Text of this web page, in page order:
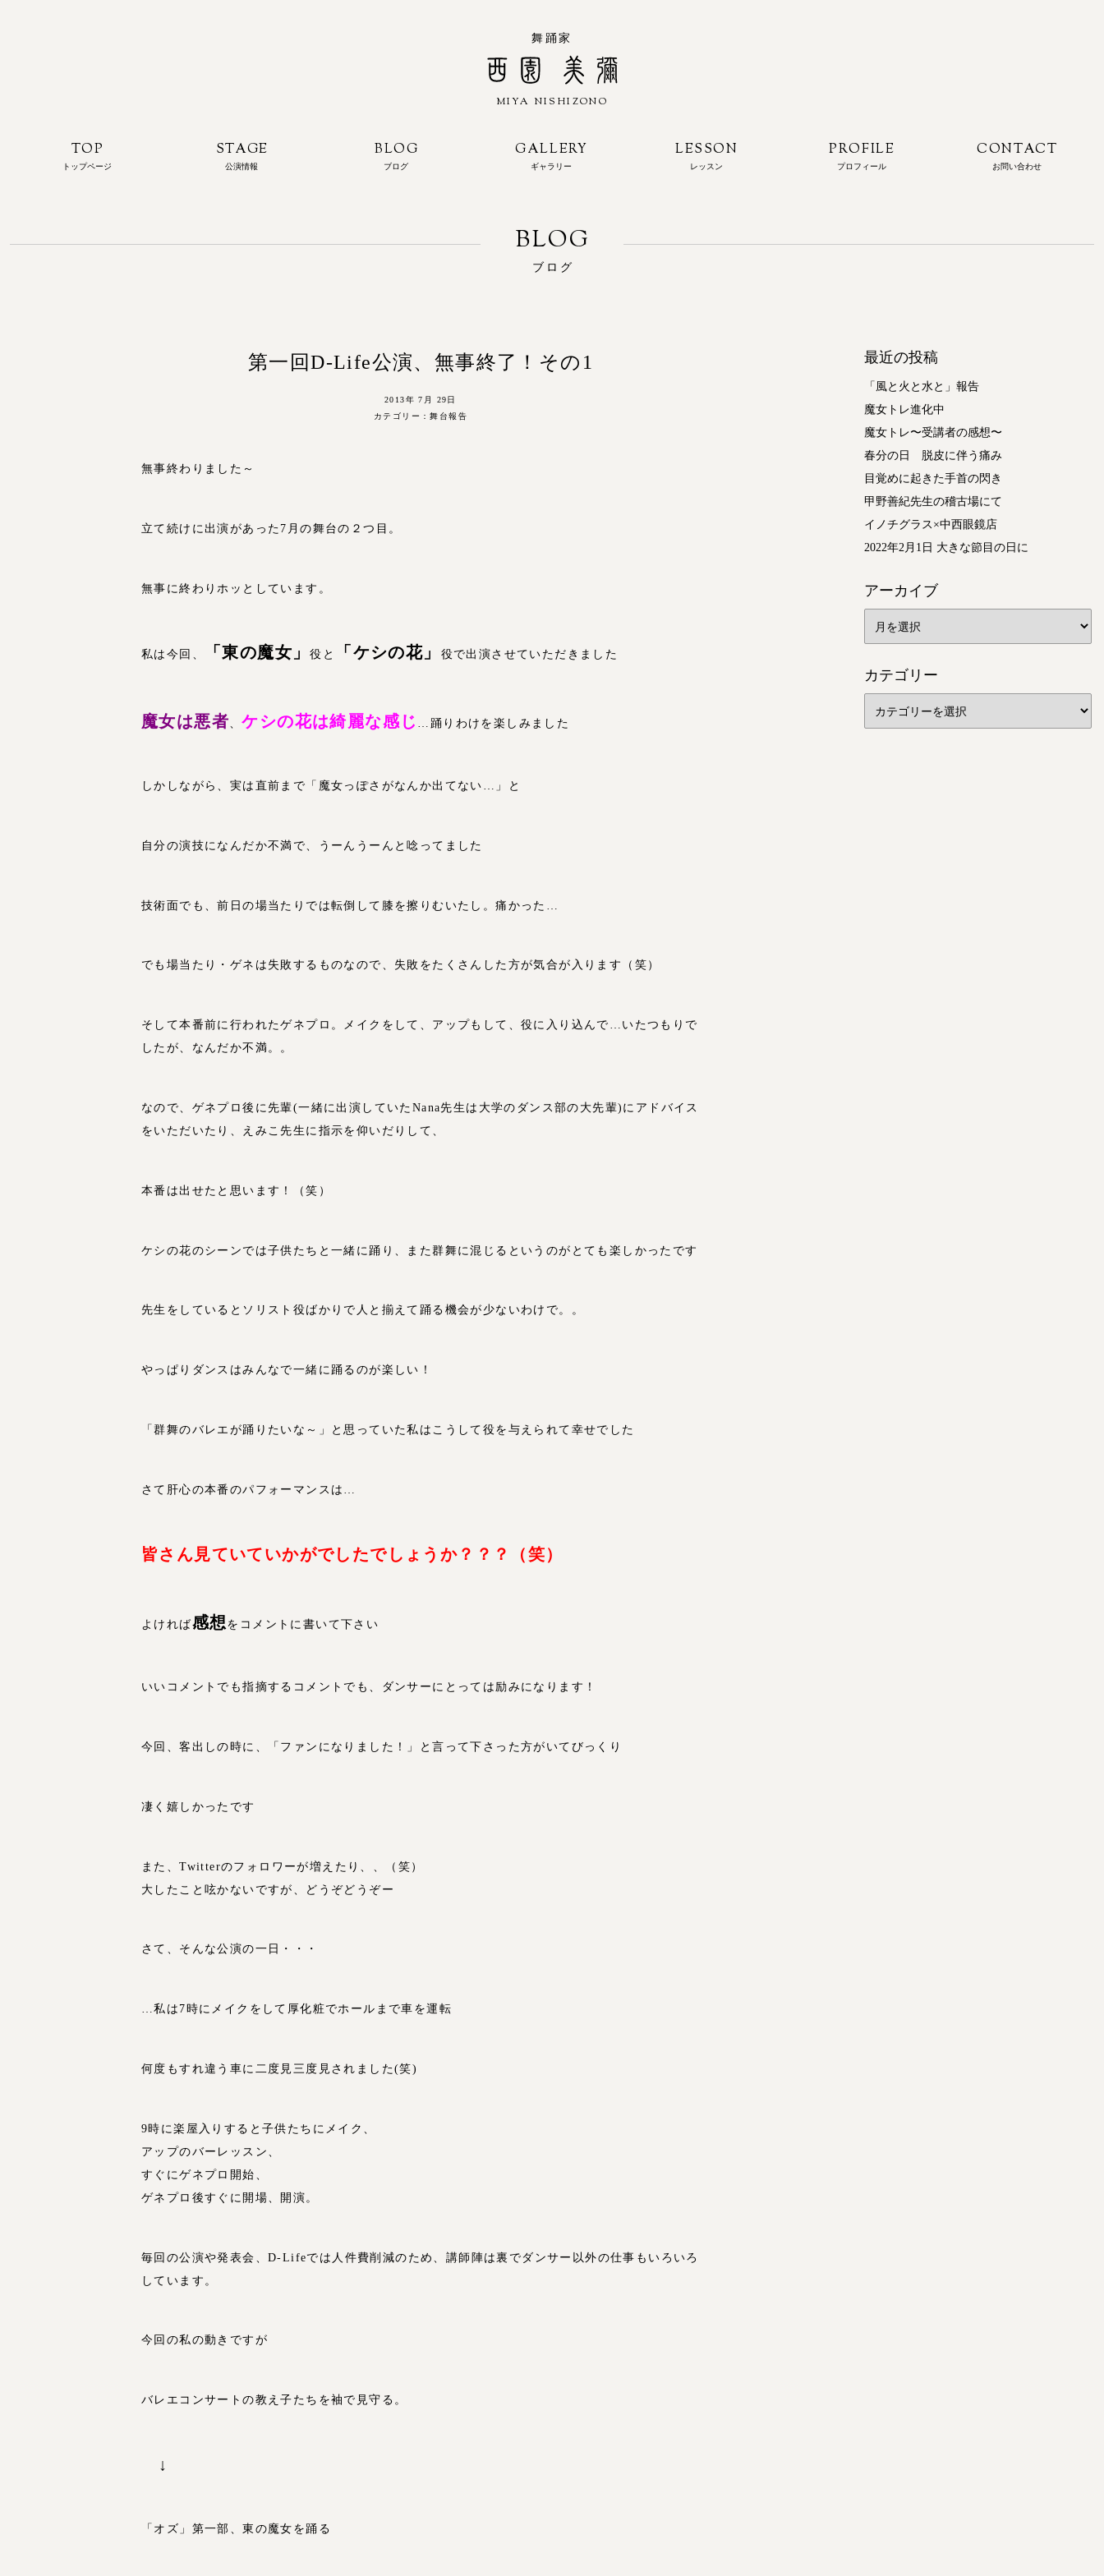
舞踊家
西園 美彌
MIYA NISHIZONO
TOP
トップページ
STAGE
公演情報
BLOG
ブログ
GALLERY
ギャラリー
LESSON
レッスン
PROFILE
プロフィール
CONTACT
お問い合わせ
ブログ
第一回D-Life公演、無事終了！その1
2013年 7月 29日
カテゴリー：舞台報告
無事終わりました～
立て続けに出演があった7月の舞台の２つ目。
無事に終わりホッとしています。
私は今回、 「東の魔女」役と 「ケシの花」 役で出演させていただきました
魔女は悪者、ケシの花は綺麗な感じ …踊りわけを楽しみました
しかしながら、実は直前まで「魔女っぽさがなんか出てない…」と
自分の演技になんだか不満で、うーんうーんと唸ってました
技術面でも、前日の場当たりでは転倒して膝を擦りむいたし。痛かった…
でも場当たり・ゲネは失敗するものなので、失敗をたくさんした方が気合が入ります（笑）
そして本番前に行われたゲネプロ。メイクをして、アップもして、役に入り込んで…いたつもりで
したが、なんだか不満。。
なので、ゲネプロ後に先輩(一緒に出演していたNana先生は大学のダンス部の大先輩)にアドバイス
をいただいたり、えみこ先生に指示を仰いだりして、
本番は出せたと思います！（笑）
ケシの花のシーンでは子供たちと一緒に踊り、また群舞に混じるというのがとても楽しかったです
先生をしているとソリスト役ばかりで人と揃えて踊る機会が少ないわけで。。
やっぱりダンスはみんなで一緒に踊るのが楽しい！
「群舞のバレエが踊りたいな～」と思っていた私はこうして役を与えられて幸せでした
さて肝心の本番のパフォーマンスは…
皆さん見ていていかがでしたでしょうか？？？（笑）
よければ感想をコメントに書いて下さい
いいコメントでも指摘するコメントでも、ダンサーにとっては励みになります！
今回、客出しの時に、「ファンになりました！」と言って下さった方がいてびっくり
凄く嬉しかったです
また、Twitterのフォロワーが増えたり、、（笑）
大したこと呟かないですが、どうぞどうぞー
さて、そんな公演の一日・・・
…私は7時にメイクをして厚化粧でホールまで車を運転
何度もすれ違う車に二度見三度見されました(笑)
9時に楽屋入りすると子供たちにメイク、
アップのバーレッスン、
すぐにゲネプロ開始、
ゲネプロ後すぐに開場、開演。
毎回の公演や発表会、D-Lifeでは人件費削減のため、講師陣は裏でダンサー以外の仕事もいろいろ
しています。
今回の私の動きですが
バレエコンサートの教え子たちを袖で見守る。
↓
「オズ」第一部、東の魔女を踊る
最近の投稿
「風と火と水と」報告
魔女トレ進化中
魔女トレ〜受講者の感想〜
春分の日 脱皮に伴う痛み
目覚めに起きた手首の閃き
甲野善紀先生の稽古場にて
イノチグラス×中西眼鏡店
2022年2月1日 大きな節目の日に
アーカイブ
カテゴリー